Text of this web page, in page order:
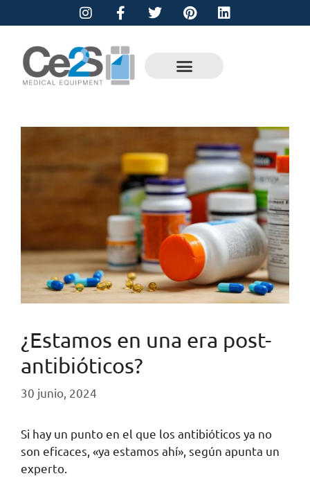
¿Estamos en una era post-
antibióticos?
30 junio, 2024
Si hay un punto en el que los antibióticos ya no
son eficaces, «ya estamos ahí», según apunta un
experto.